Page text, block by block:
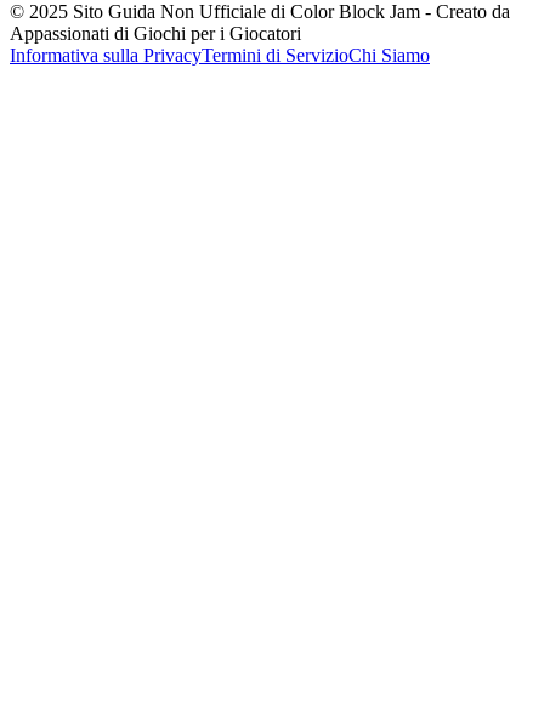
© 2025 Sito Guida Non Ufficiale di Color Block Jam - Creato da
Appassionati di Giochi per i Giocatori
Informativa sulla PrivacyTermini di ServizioChi Siamo